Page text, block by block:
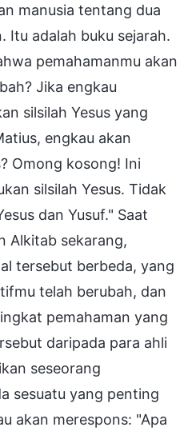
manusia tentang dua
Itu adalah buku sejarah.
pemahamanmu akan
Jika engkau
silsilah Yesus yang
engkau akan
Omong kosong! Ini
silsilah Yesus. Tidak
dan Yusuf." Saat
Alkitab sekarang,
tersebut berbeda, yang
telah berubah, dan
pemahaman yang
daripada para ahli
seseorang
sesuatu yang penting
akan merespons: "Apa